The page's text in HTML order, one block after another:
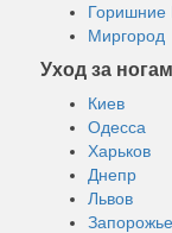
Горишние
Миргород
Уход за
Киев
Одесса
Харьков
Днепр
Львов
Запорожье